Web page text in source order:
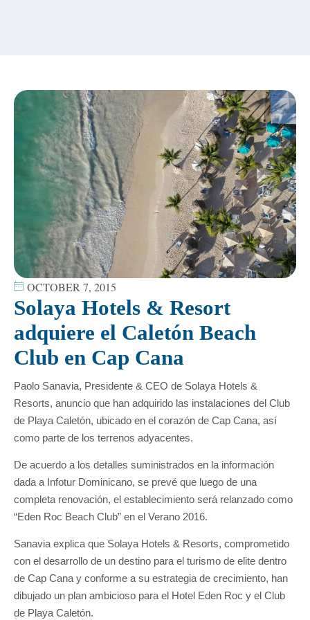
OCTOBER 7, 2015
Solaya Hotels & Resort
adquiere el Caletón Beach
Club en Cap Cana
Paolo Sanavia, Presidente & CEO de Solaya Hotels &
Resorts, anuncio que han adquirido las instalaciones del Club
de Playa Caletón, ubicado en el corazón de Cap Cana, así
como parte de los terrenos adyacentes.
De acuerdo a los detalles suministrados en la información
dada a Infotur Dominicano, se prevé que luego de una
completa renovación, el establecimiento será relanzado como
“Eden Roc Beach Club” en el Verano 2016.
Sanavia explica que Solaya Hotels & Resorts, comprometido
con el desarrollo de un destino para el turismo de elite dentro
de Cap Cana y conforme a su estrategia de crecimiento, han
dibujado un plan ambicioso para el Hotel Eden Roc y el Club
de Playa Caletón.